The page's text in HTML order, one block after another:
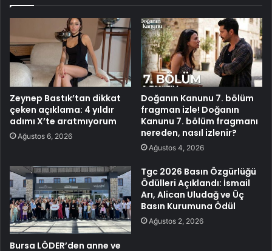
Zeynep Bastık’tan dikkat
çeken açıklama: 4 yıldır
adımı X’te aratmıyorum
Ağustos 6, 2026
Doğanın Kanunu 7. bölüm
fragman izle! Doğanın
Kanunu 7. bölüm fragmanı
nereden, nasıl izlenir?
Ağustos 4, 2026
Bursa LÖDER’den anne ve
Tgc 2026 Basın Özgürlüğü
Ödülleri Açıklandı: İsmail
Arı, Alican Uludağ ve Üç
Basın Kurumuna Ödül
Ağustos 2, 2026